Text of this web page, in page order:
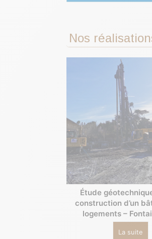
Nos
Étude
construction d’un
logements –
La suite